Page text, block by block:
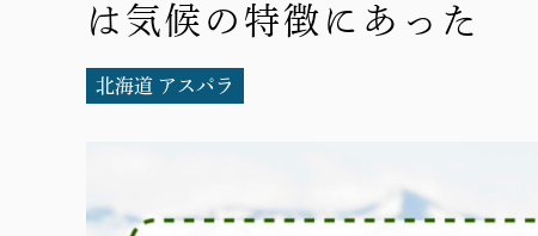
は気候の特徴にあった
北海道 アスパラ